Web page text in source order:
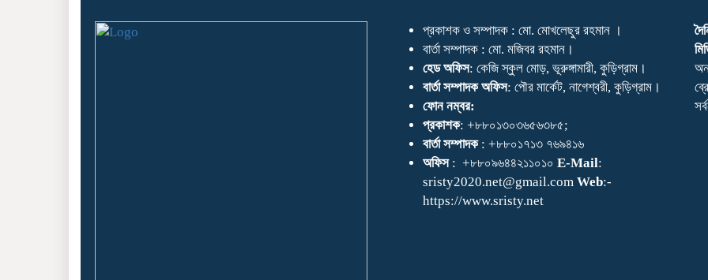
প্রকাশক ও সম্পাদক : মো. মোখলেছুর রহমান ।
বার্তা সম্পাদক : মো. মজিবর রহমান।
হেড অফিস: কেজি স্কুল মোড়, ভূরুঙ্গামারী, কুড়িগ্রাম।
বার্তা সম্পাদক অফিস: পৌর মার্কেট, নাগেশ্বরী, কুড়িগ্রাম।
ফোন নম্বর:
প্রকাশক: +৮৮০১৩০৩৬৫৬৩৮৫;
বার্তা সম্পাদক: +৮৮০১৭১৩ ৭৬৯৪১৬
অফিস: +৮৮০৯৬৪৪২১১০১০ E-Mail:
sristy2020.net@gmail.com Web:-
https://www.sristy.net